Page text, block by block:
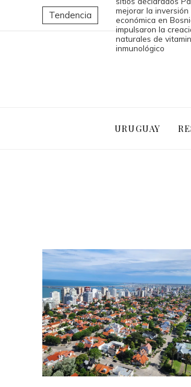
Tendencia
mejorar la
económica en
impulsaron la
naturales de
inmunológico
URUGUAY